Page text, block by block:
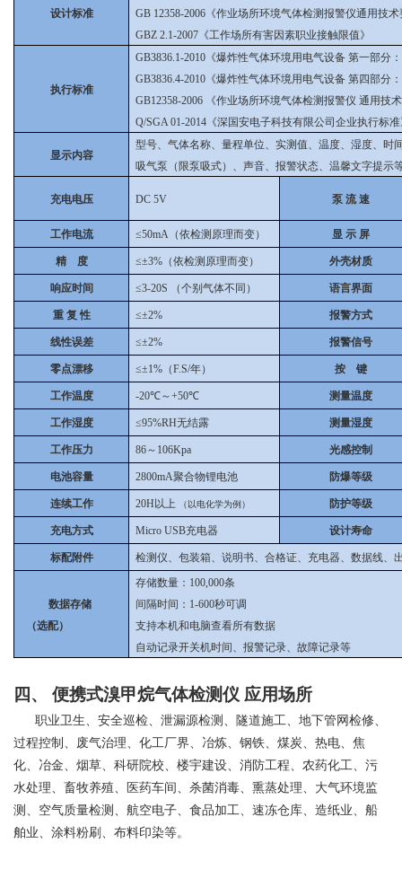
设计标准
GB 12358-2006《作业场所环境气体检测报警仪通用技
GBZ 2.1-2007《工作场所有害因素职业接触限值》
执行标准
GB3836.1-2010《爆炸性气体环境用电气设备 第一部分
GB3836.4-2010《爆炸性气体环境用电气设备 第四部分
GB12358-2006 《作业场所环境气体检测报警仪 通用技
Q/SGA 01-2014《深国安电子科技有限公司企业执行标
显示内容
型号、气体名称、量程单位、实测值、温度、湿度、时
吸气泵（限泵吸式）、声音、报警状态、温馨文字提示
充电电压 DC 5V 泵 流 速
工作电流 ≤50mA（依检测原理而变） 显 示 屏
精 度 ≤±3%（依检测原理而变） 外壳材质
响应时间 ≤3-20S （个别气体不同） 语言界面
重 复 性 ≤±2% 报警方式
线性误差 ≤±2% 报警信号
零点漂移 ≤±1%（F.S/年） 按 键
工作温度 -20℃～+50℃ 测量温度
工作湿度 ≤95%RH无结露 测量湿度
工作压力 86～106Kpa 光感控制
电池容量 2800mA聚合物锂电池 防爆等级
连续工作 20H以上 （以电化学为例） 防护等级
充电方式 Micro USB充电器 设计寿命
标配附件 检测仪、包装箱、说明书、合格证、充电器、数据线、
数据存储
（选配）
存储数量：100,000条
间隔时间：1-600秒可调
支持本机和电脑查看所有数据
自动记录开关机时间、报警记录、故障记录等
四、 便携式溴甲烷气体检测仪 应用场所
职业卫生、安全巡检、泄漏源检测、隧道施工、地下管网检修、
过程控制、废气治理、化工厂界、冶炼、钢铁、煤炭、热电、焦
化、冶金、烟草、科研院校、楼宇建设、消防工程、农药化工、污
水处理、畜牧养殖、医药车间、杀菌消毒、熏蒸处理、大气环境监
测、空气质量检测、航空电子、食品加工、速冻仓库、造纸业、船
舶业、涂料粉刷、布料印染等。